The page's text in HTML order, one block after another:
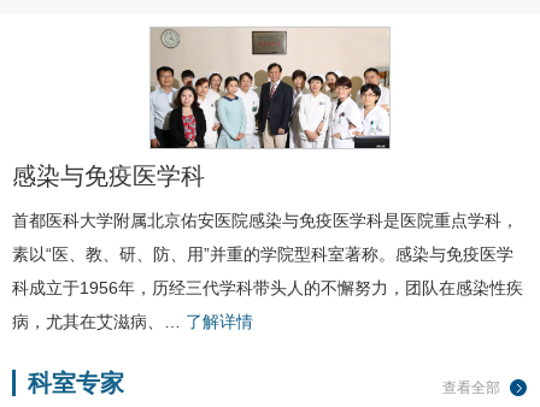
感染与免疫医学科
首都医科大学附属北京佑安医院感染与免疫医学科是医院重点学科，
素以“医、教、研、防、用”并重的学院型科室著称。感染与免疫医学
科成立于1956年，历经三代学科带头人的不懈努力，团队在感染性疾
病，尤其在艾滋病 了解详情
查看全部
科室专家